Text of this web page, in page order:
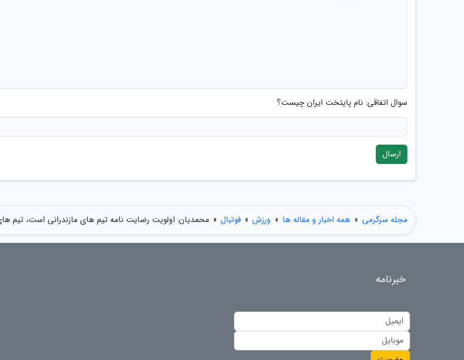
سوال اتفاقی: نام پایتخت ایران چیست؟
ارسال
مجله سرگرمی » همه اخبار و مقاله ها » ورزش » فوتبال » محمدیان: اولویت رضایت نامه تیم های مازندرانی است، تیم
خبرنامه